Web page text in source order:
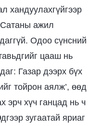
хандуулахгүйгээр
Сатаны ажил
Одоо сүнсний
цааш нь
Газар дээрх бүх
тойрон аялж’, өөд
эрч хүч ганцад нь ч
зугаатай яриаг